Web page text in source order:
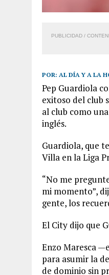
PUBLICIDAD /
POR: AL DÍA Y A LA
Pep Guardiola
exitoso del club
al club como
inglés.
Guardiola, que
Villa en la Liga
“No me
mi momento”,
gente, los
El City dijo que
Enzo Maresca
para asumir la
de dominio sin